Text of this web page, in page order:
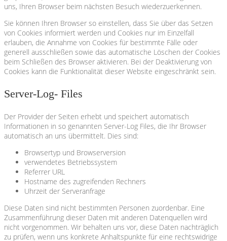
uns, Ihren Browser beim nächsten Besuch wiederzuerkennen.
Sie können Ihren Browser so einstellen, dass Sie über das Setzen
von Cookies informiert werden und Cookies nur im Einzelfall
erlauben, die Annahme von Cookies für bestimmte Fälle oder
generell ausschließen sowie das automatische Löschen der Cookies
beim Schließen des Browser aktivieren. Bei der Deaktivierung von
Cookies kann die Funktionalität dieser Website eingeschränkt sein.
Server-Log- Files
Der Provider der Seiten erhebt und speichert automatisch
Informationen in so genannten Server-Log Files, die Ihr Browser
automatisch an uns übermittelt. Dies sind:
Browsertyp und Browserversion
verwendetes Betriebssystem
Referrer URL
Hostname des zugreifenden Rechners
Uhrzeit der Serveranfrage
Diese Daten sind nicht bestimmten Personen zuordenbar. Eine
Zusammenführung dieser Daten mit anderen Datenquellen wird
nicht vorgenommen. Wir behalten uns vor, diese Daten nachträglich
zu prüfen, wenn uns konkrete Anhaltspunkte für eine rechtswidrige